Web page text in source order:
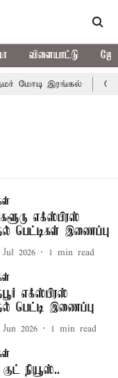
விளையாட்டு
மோடி இரங்கல்
எக்ஸ்பிரஸ்
பெட்டிகள் இணைப்பு
2026 1 min read
எக்ஸ்பிரஸ்
பெட்டி இணைப்பு
2026 1 min read
நியூஸ்..